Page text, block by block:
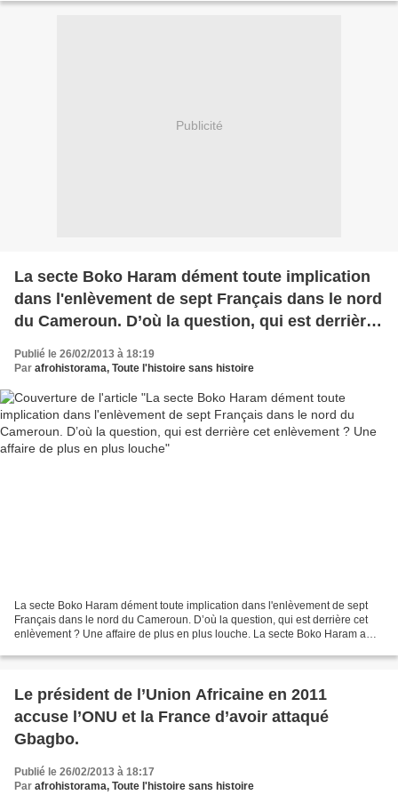
Publicité
La secte Boko Haram dément toute implication
dans l'enlèvement de sept Français dans le nord
du Cameroun. D’où la question, qui est derrière
louche
Publié le 26/02/2013 à 18:19
Par afrohistorama, Toute l'histoire sans histoire
La secte Boko Haram dément toute implication dans l'enlèvement de sept
Français dans le nord du Cameroun. D’où la question, qui est derrière cet
enlèvement ? Une affaire de plus en plus louche. La secte Boko Haram a
Le président de l’Union Africaine en 2011
accuse l’ONU et la France d’avoir attaqué
Gbagbo.
Publié le 26/02/2013 à 18:17
Par afrohistorama, Toute l'histoire sans histoire